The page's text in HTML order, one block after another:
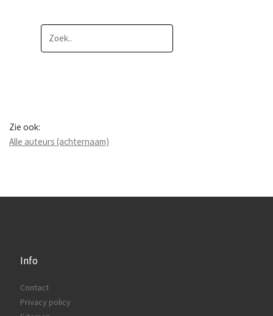
Zie ook:
Alle auteurs (achternaam)
Info
Contact
Privacy policy